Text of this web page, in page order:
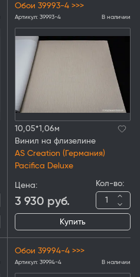
Обои 39993-4 >>>
Артикул: 39993-4 В наличии
10,05*1,06м
Винил на флизелине
AS Creation (Германия)
Pacifica Deluxe
Цена:
3 930 руб.
Кол-во:
Купить
Обои 39994-4 >>>
Артикул: 39994-4 В наличии